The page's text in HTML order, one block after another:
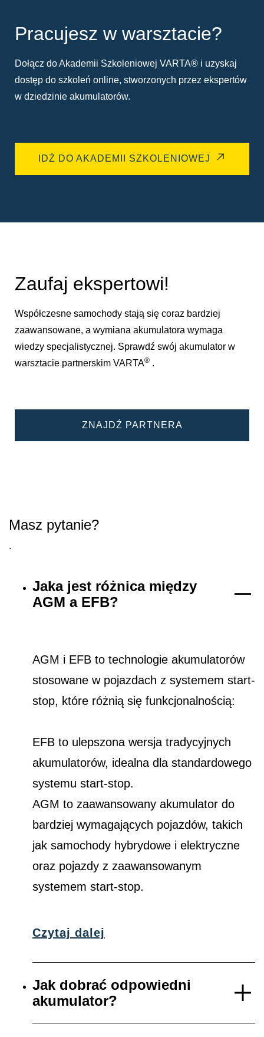
Pracujesz w warsztacie?
Dołącz do Akademii Szkoleniowej VARTA® i uzyskaj
dostęp do szkoleń online, stworzonych przez ekspertów
w dziedzinie akumulatorów.
IDŹ DO AKADEMII SZKOLENIOWEJ
Zaufaj ekspertowi!
Współczesne samochody stają się coraz bardziej
zaawansowane, a wymiana akumulatora wymaga
wiedzy specjalistycznej. Sprawdź swój akumulator w
warsztacie partnerskim VARTA® .
ZNAJDŹ PARTNERA
Masz pytanie?
.
Jaka jest różnica między
AGM a EFB?
AGM i EFB to technologie akumulatorów
stosowane w pojazdach z systemem start-
stop, które różnią się funkcjonalnością:
EFB to ulepszona wersja tradycyjnych
akumulatorów, idealna dla standardowego
systemu start-stop.
AGM to zaawansowany akumulator do
bardziej wymagających pojazdów, takich
jak samochody hybrydowe i elektryczne
oraz pojazdy z zaawansowanym
systemem start-stop.
Czytaj dalej
Jak dobrać odpowiedni
akumulator?